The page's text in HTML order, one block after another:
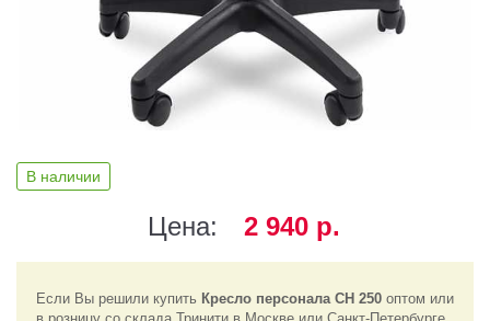
В наличии
Цена: 2 940 р.
Если Вы решили купить Кресло персонала СН 250 оптом или